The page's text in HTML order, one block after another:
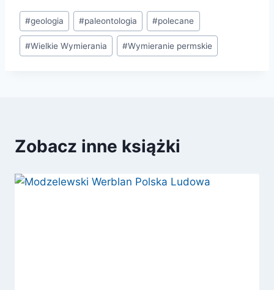
Tagi
wpisu:
#geologia #paleontologia #polecane
#Wielkie Wymierania #Wymieranie permskie
Zobacz inne książki